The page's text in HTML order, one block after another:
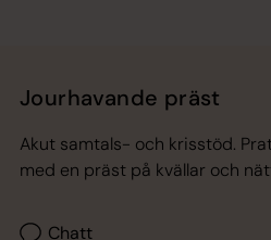
Jourhavande präst
Akut samtals- och krisstöd.
med en präst på kvällar och
Chatt